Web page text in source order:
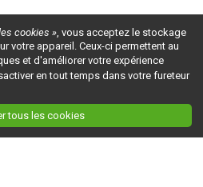
cookies », vous acceptez le stockage
votre appareil. Ceux-ci permettent au
et d'améliorer votre expérience
en tout temps dans votre fureteur
tous les cookies